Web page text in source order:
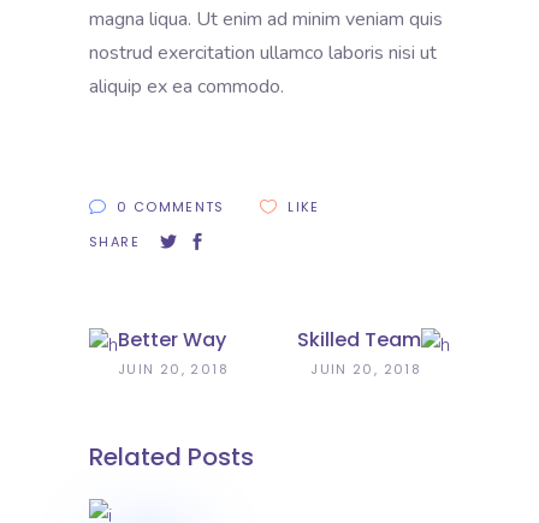
magna liqua. Ut enim ad minim veniam quis
nostrud exercitation ullamco laboris nisi ut
aliquip ex ea commodo.
0 COMMENTS
LIKE
SHARE
Better Way
JUIN 20, 2018
Skilled Team
JUIN 20, 2018
Related Posts